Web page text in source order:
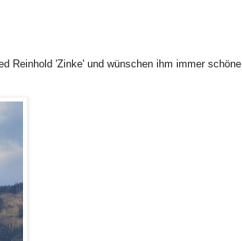
Reinhold 'Zinke' und wünschen ihm immer schöne